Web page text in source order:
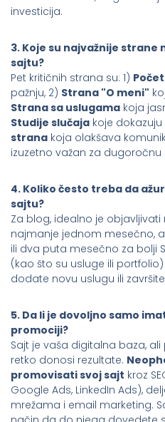
investicija.
3. Koje su najvažnije
sajtu?
Pet kritičnih strana su: 1)
pažnju, 2) Strana "O meni"
Strana sa uslugama koja
Studije slučaja koje
strana koja olakšava
izuzetno važan za dugoročnu
4. Koliko često treba da
sajtu?
Za blog, idealno je
najmanje jednom mesečno,
ili dva puta mesečno za bolji
(kao što su usluge ili
dodate novu uslugu ili
5. Da li je dovoljno samo
promociji?
Sajt je vaša digitalna baza,
retko donosi rezultate.
promovisati svoj sajt kroz
Google Ads, LinkedIn Ads),
mrežama i email marketing.